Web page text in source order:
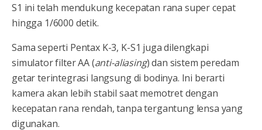
S1 ini telah mendukung kecepatan rana super cepat
hingga 1/6000 detik.
Sama seperti Pentax K-3, K-S1 juga dilengkapi
simulator filter AA (anti-aliasing) dan sistem peredam
getar terintegrasi langsung di bodinya. Ini berarti
kamera akan lebih stabil saat memotret dengan
kecepatan rana rendah, tanpa tergantung lensa yang
digunakan.